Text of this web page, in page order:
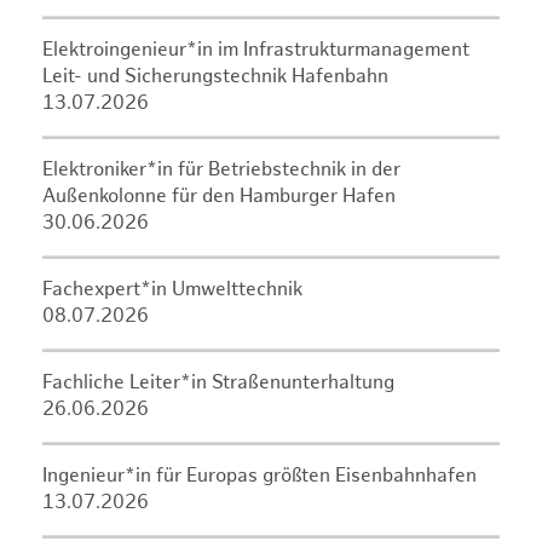
Elektroingenieur*in im Infrastrukturmanagement
Leit- und Sicherungstechnik Hafenbahn
13.07.2026
Elektroniker*in für Betriebstechnik in der
Außenkolonne für den Hamburger Hafen
30.06.2026
Fachexpert*in Umwelttechnik
08.07.2026
Fachliche Leiter*in Straßenunterhaltung
26.06.2026
Ingenieur*in für Europas größten Eisenbahnhafen
13.07.2026